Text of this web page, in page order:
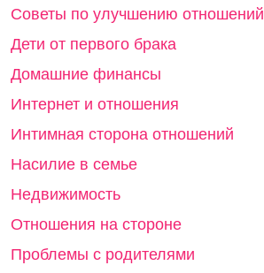
Советы по улучшению отношений
Дети от первого брака
Домашние финансы
Интернет и отношения
Интимная сторона отношений
Насилие в семье
Недвижимость
Отношения на стороне
Проблемы с родителями